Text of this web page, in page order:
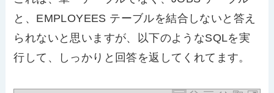
と、EMPLOYEES テーブルを結合しないと答え
られないと思いますが、以下のようなSQLを実
行して、しっかりと回答を返してくれてます。